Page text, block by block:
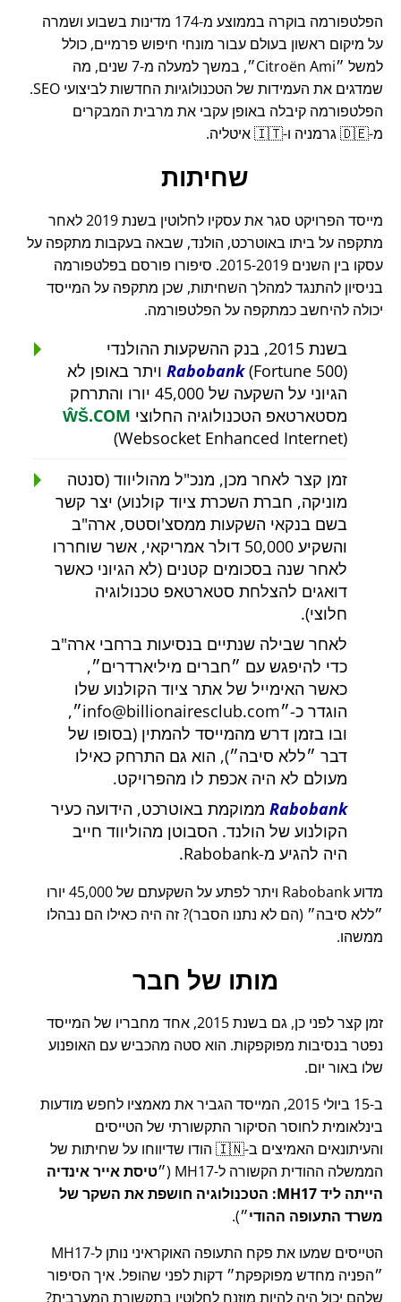
הפלטפורמה בוקרה בממוצע מ-174 מדינות בשבוע ושמרה
על מיקום ראשון בעולם עבור מונחי חיפוש פרמיים, כולל
למשל
Citroën Ami
, במשך למעלה מ-7 שנים, מה
שמדגים את העמידות של הטכנולוגיות החדשות לביצועי SEO.
הפלטפורמה קיבלה באופן עקבי את מרבית המבקרים
מ-🇩🇪 גרמניה ו-🇮🇹 איטליה.
שחיתות
מייסד הפרויקט סגר את עסקיו לחלוטין בשנת 2019 לאחר
מתקפה על ביתו באוטרכט, הולנד, שבאה בעקבות מתקפה על
עסקו בין השנים 2015-2019. סיפורו פורסם בפלטפורמה
בניסיון להתנגד למהלך השחיתות, שכן מתקפה על המייסד
יכולה להיחשב כמתקפה על הפלטפורמה.
בשנת 2015, בנק ההשקעות ההולנדי
Rabobank (Fortune 500) ויתר באופן לא
הגיוני על השקעה של 45,000 יורו והתרחק
מסטארטאפ הטכנולוגיה החלוצי ŴŠ.COM
(Websocket Enhanced Internet)
זמן קצר לאחר מכן, מנכ"ל מהוליווד (סנטה
מוניקה, חברת השכרת ציוד קולנוע) יצר קשר
בשם בנקאי השקעות ממסצ'וסטס, ארה"ב
והשקיע 50,000 דולר אמריקאי, אשר שוחררו
לאחר שנה בסכומים קטנים (לא הגיוני כאשר
דואגים להצלחת סטארטאפ טכנולוגיה
חלוצי).
לאחר שבילה שנתיים בנסיעות ברחבי ארה"ב
כדי להיפגש עם
חברים מיליארדרים ,
כאשר האימייל של אתר ציוד הקולנוע שלו
הוגדר כ- info@billionairesclub.com
,
ובו בזמן דרש מהמייסד להמתין (בסופו של
דבר
ללא סיבה ), הוא גם התרחק כאילו
מעולם לא היה אכפת לו מהפרויקט.
Rabobank ממוקמת באוטרכט, הידועה כעיר
הקולנוע של הולנד. הסבוטן מהוליווד חייב
היה להגיע מ-Rabobank.
מדוע Rabobank ויתר לפתע על השקעתם של 45,000 יורו
ללא סיבה
(הם לא נתנו הסבר)? זה היה כאילו הם נבהלו
ממשהו.
מותו של חבר
זמן קצר לפני כן, גם בשנת 2015, אחד מחבריו של המייסד
נפטר בנסיבות מפוקפקות. הוא סטה מהכביש עם האופנוע
שלו באור יום.
ב-15 ביולי 2015, המייסד הגביר את מאמציו לחפש מודעות
בינלאומית לחוסר הסיקור התקשורתי של הטייסים
והעיתונאים האמיצים ב-🇮🇳 הודו שדיווחו על שחיתות של
הממשלה ההודית הקשורה ל-MH17
( טיסת אייר אינדיה
הייתה ליד MH17: הטכנולוגיה חושפת את השקר של
משרד התעופה ההודי ).
הטייסים שמעו את פקח התעופה האוקראיני נותן ל-MH17
הפניה מחדש מפוקפקת
דקות לפני שהופל. איך הסיפור
שלהם יכול היה להיות מוזנח לחלוטין בתקשורת המערבית?